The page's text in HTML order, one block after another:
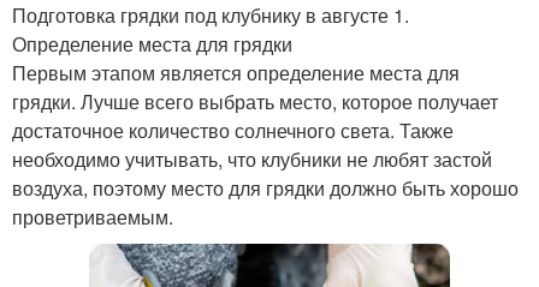
Подготовка грядки под клубнику в августе 1.
Определение места для грядки
Первым этапом является определение места для
грядки. Лучше всего выбрать место, которое получает
достаточное количество солнечного света. Также
необходимо учитывать, что клубники не любят застой
воздуха, поэтому место для грядки должно быть хорошо
проветриваемым.